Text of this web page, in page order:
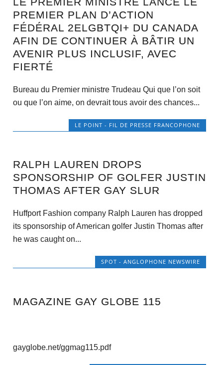
PREMIER PLAN D’ACTION
FÉDÉRAL 2ELGBTQI+ DU CANADA
AFIN DE CONTINUER À BÂTIR UN
AVENIR PLUS INCLUSIF, AVEC
FIERTÉ
Bureau du Premier ministre Trudeau Qui que l’on soit
ou que l’on aime, on devrait tous avoir des chances...
LE POINT - FIL DE PRESSE FRANCOPHONE
RALPH LAUREN DROPS
SPONSORSHIP OF GOLFER JUSTIN
THOMAS AFTER GAY SLUR
Huffport Fashion company Ralph Lauren has dropped
its sponsorship of American golfer Justin Thomas after
he was caught on...
SPOT - ANGLOPHONE NEWSWIRE
MAGAZINE GAY GLOBE 115
gayglobe.net/ggmag115.pdf